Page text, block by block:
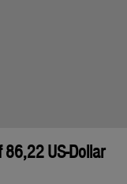
86,22 US-Dollar